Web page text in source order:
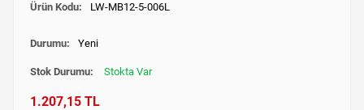
Ürün Kodu: LW-MB12-5-006L
Durumu: Yeni
Stok Durumu: Stokta Var
1.207,15 TL